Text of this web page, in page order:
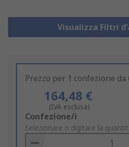
Visualizza Filtri
Prezzo per 1 confezione
164,48 €
(IVA esclusa)
Add
to
Basket
Confezione/i
Selezionare o digitare la